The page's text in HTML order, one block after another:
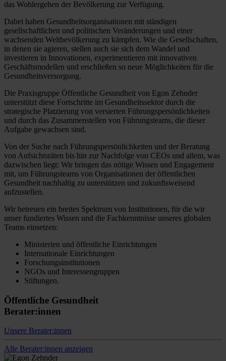
das Wohlergehen der Bevölkerung zur Verfügung.
Dabei haben Gesundheitsorganisationen mit ständigen
gesellschaftlichen und politischen Veränderungen und einer
wachsenden Weltbevölkerung zu kämpfen. Wie die Gesellschaften,
in denen sie agieren, stellen auch sie sich dem Wandel und
investieren in Innovationen, experimentieren mit innovativen
Geschäftsmodellen und erschließen so neue Möglichkeiten für die
Gesundheitsversorgung.
Die Praxisgruppe Öffentliche Gesundheit von Egon Zehnder
unterstützt diese Fortschritte im Gesundheitssektor durch die
strategische Platzierung von versierten Führungspersönlichkeiten
und durch das Zusammenstellen von Führungsteams, die dieser
Aufgabe gewachsen sind.
Von der Suche nach Führungspersönlichkeiten und der Beratung
von Aufsichtsräten bis hin zur Nachfolge von CEOs und allem, was
dazwischen liegt: Wir bringen das nötige Wissen und Engagement
mit, um Führungsteams von Organisationen der öffentlichen
Gesundheit nachhaltig zu unterstützen und zukunftsweisend
aufzustellen.
Wir betreuen ein breites Spektrum von Institutionen, für die wir
unser fundiertes Wissen und die Fachkenntnisse unseres globalen
Teams einsetzen:
Ministerien und öffentliche Einrichtungen
Internationale Einrichtungen
Forschungsinstitutionen
NGOs und Interessengruppen
Stiftungen.
Öffentliche Gesundheit
Berater:innen
Unsere Berater:innen
Alle Berater:innen anzeigen